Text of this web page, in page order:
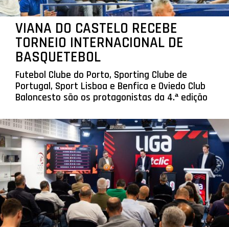
VIANA DO CASTELO RECEBE
TORNEIO INTERNACIONAL DE
BASQUETEBOL
Futebol Clube do Porto, Sporting Clube de
Portugal, Sport Lisboa e Benfica e Oviedo Club
Baloncesto são os protagonistas da 4.ª edição